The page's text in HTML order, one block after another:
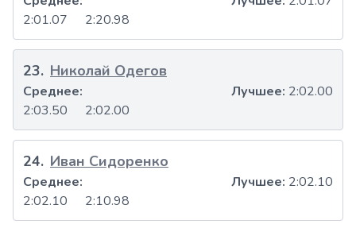
2:01.07 2:20.98
23. Николай Одегов
2:03.50 2:02.00
Среднее: Лучшее: 2:02.00
24. Иван Сидоренко
2:02.10 2:10.98
Среднее: Лучшее: 2:02.10